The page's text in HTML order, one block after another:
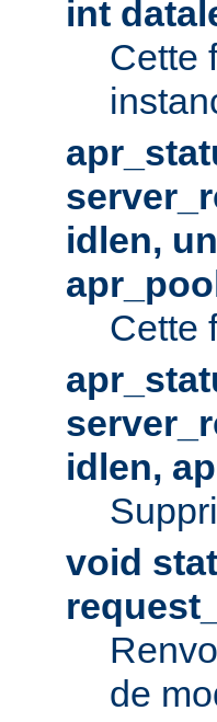
int
Cette
idlen,
Cette
idlen,
void
de